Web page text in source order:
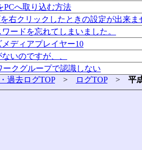
PCへ取り込む方法
右クリックしたときの設定が出来ま
ードを忘れてしまいました。
ディアプレイヤー10
いのですが、、
クグループで認識しない
過去ログTOP> ログTOP> 平